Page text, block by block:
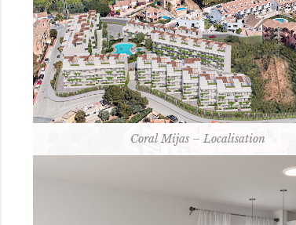
Coral Mijas – Localisation